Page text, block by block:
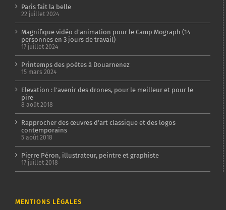
Paris fait la belle
22 juillet 2024
Magnifique vidéo d’animation pour le Camp Mograph (14
personnes en 3 jours de travail)
17 juillet 2024
Printemps des poètes à Douarnenez
15 mars 2024
Elevation : l’avenir des drones, pour le meilleur et pour le
pire
8 août 2018
Rapprocher des œuvres d’art classique et des logos
contemporains
5 août 2018
Pierre Péron, illustrateur, peintre et graphiste
17 juillet 2018
MENTIONS LÉGALES